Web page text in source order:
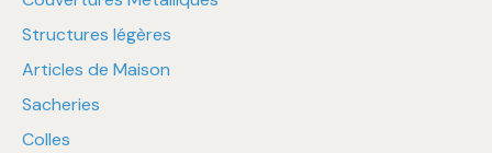
Structures légères
Articles de Maison
Sacheries
Colles